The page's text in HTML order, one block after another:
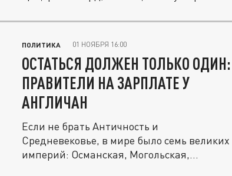
ПОЛИТИКА 01 НОЯБРЯ 16:00
ОСТАТЬСЯ ДОЛЖЕН ТОЛЬКО ОДИН:
ПРАВИТЕЛИ НА ЗАРПЛАТЕ У
АНГЛИЧАН
Если не брать Античность и
Средневековье, в мире было семь великих
империй: Османская, Могольская,